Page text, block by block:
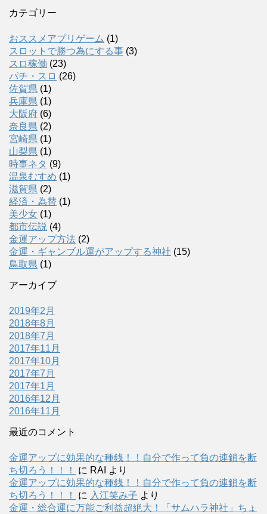
カテゴリー
おススメアプリゲーム (1)
スロットで勝つ為にする事 (3)
スロ稼働 (23)
パチ・スロ (26)
佐賀県 (1)
兵庫県 (1)
大阪府 (6)
奈良県 (2)
宮崎県 (1)
山梨県 (1)
時事ネタ (9)
温泉むすめ (1)
滋賀県 (2)
経済・為替 (1)
美少女 (1)
都市伝説 (4)
金運アップ方法 (2)
金運・ギャンブル運がアップする神社 (15)
鳥取県 (1)
アーカイブ
2019年2月
2018年8月
2018年7月
2017年11月
2017年10月
2017年7月
2017年1月
2016年12月
2016年11月
最近のコメント
金運アップに効果的な種銭！！自分で作って負の連鎖を断
ち切ろう！！！
に RAI より
金運アップに効果的な種銭！！自分で作って負の連鎖を断
ち切ろう！！！
に 入江笑み子 より
金運・総合運に万能ご利益超絶大！「サムハラ神社」ちょ